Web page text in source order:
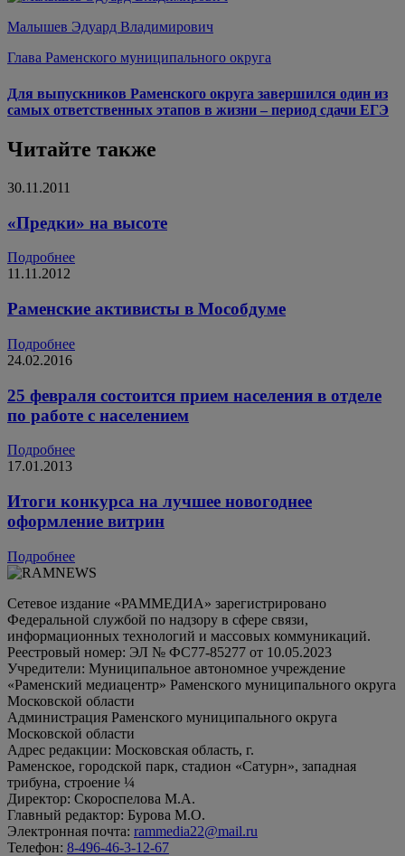
Малышев Эдуард Владимирович
Глава Раменского муниципального округа
Для выпускников Раменского округа завершился один из
самых ответственных этапов в жизни – период сдачи ЕГЭ
Читайте также
30.11.2011
«Предки» на высоте
Подробнее
11.11.2012
Раменские активисты в Мособдуме
Подробнее
24.02.2016
25 февраля состоится прием населения в отделе
по работе с населением
Подробнее
17.01.2013
Итоги конкурса на лучшее новогоднее
оформление витрин
Подробнее
Сетевое издание «РАММЕДИА» зарегистрировано
Федеральной службой по надзору в сфере связи,
информационных технологий и массовых коммуникаций.
Реестровый номер: ЭЛ № ФС77-85277 от 10.05.2023
Учредители: Муниципальное автономное учреждение
«Раменский медиацентр» Раменского муниципального округа
Московской области
Администрация Раменского муниципального округа
Московской области
Адрес редакции: Московская область, г.
Раменское, городской парк, стадион «Сатурн», западная
трибуна, строение ¼
Директор: Скороспелова М.А.
Главный редактор: Бурова М.О.
Электронная почта: rammedia22@mail.ru
Телефон: 8-496-46-3-12-67